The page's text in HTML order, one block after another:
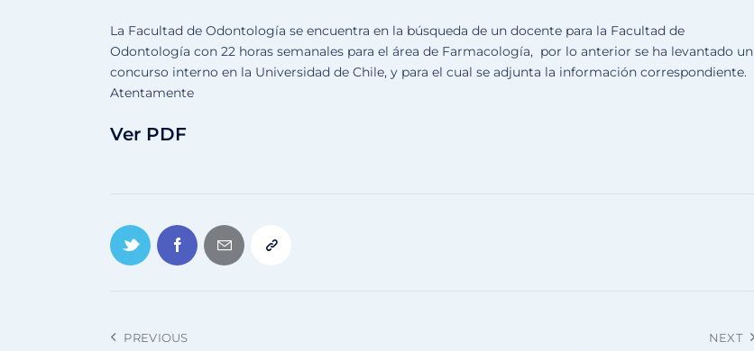
La Facultad de Odontología se encuentra en la búsqueda de un docente para la Facultad de
Odontología con 22 horas semanales para el área de Farmacología, por lo anterior se ha levantado un
concurso interno en la Universidad de Chile, y para el cual se adjunta la información correspondiente.
Atentamente
Ver PDF
PREVIOUS NEXT